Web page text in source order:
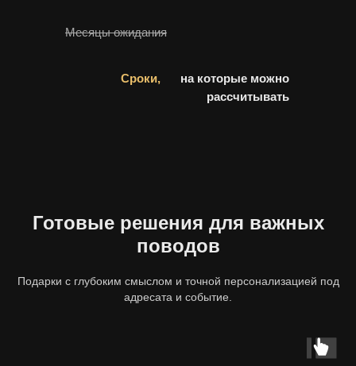
на которые можно
рассчитывать
Месяцы ожидания
Сроки,
Готовые решения для важных
поводов
Подарки с глубоким смыслом и точной персонализацией под
адресата и событие.